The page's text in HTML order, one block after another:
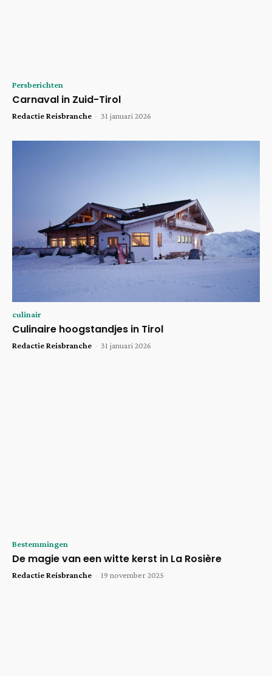
Persberichten
Carnaval in Zuid-Tirol
Redactie Reisbranche - 31 januari 2026
culinair
Culinaire hoogstandjes in Tirol
Redactie Reisbranche - 31 januari 2026
Bestemmingen
De magie van een witte kerst in La Rosière
Redactie Reisbranche - 19 november 2025